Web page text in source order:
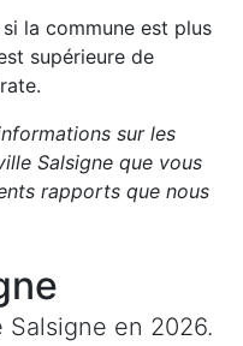
la commune est plus
supérieure de
sur les
Salsigne que vous
rapports que nous
Salsigne en 2026.